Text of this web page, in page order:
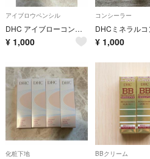
アイブロウペンシル
DHC アイブローコンパクト
¥ 1,000
コンシーラー
¥ 1,000
化粧下地 BBクリーム